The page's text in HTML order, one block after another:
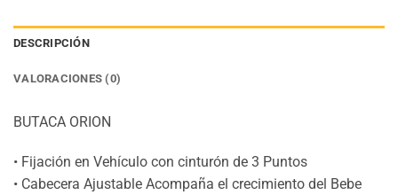
DESCRIPCIÓN
VALORACIONES (0)
BUTACA ORION
• Fijación en Vehículo con cinturón de 3 Puntos
• Cabecera Ajustable Acompaña el crecimiento del Bebe